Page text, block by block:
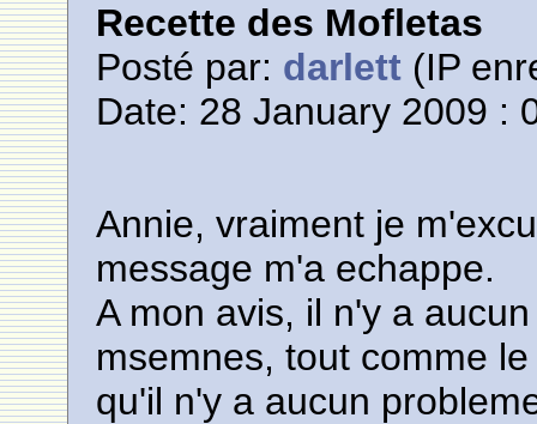
Recette des Mofletas
Posté par: darlett (IP
Date: 28 January 2009 :
Annie, vraiment je
message m'a echappe.
A mon avis, il n'y a
msemnes, tout comme
qu'il n'y a aucun